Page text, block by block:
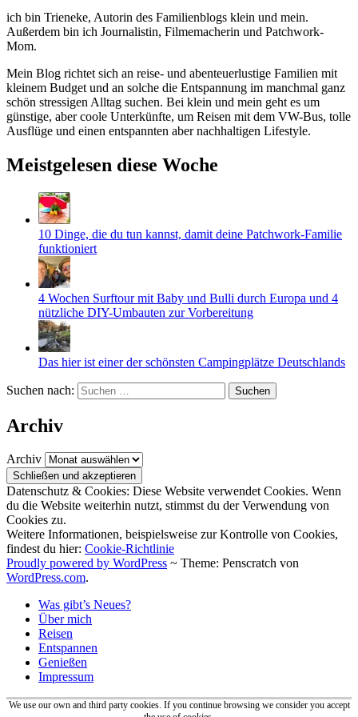
ich bin Trieneke, Autorin des Familienblogs klein und mein.
Außerdem bin ich Journalistin, Filmemacherin und Patchwork-
Mom.
Mein Blog richtet sich an reise- und abenteuerlustige Familien mit
kleinem Budget und an solche die Entspannung im manchmal ganz
schön stressigen Alltag suchen. Bei klein und mein geht es um
günstige, aber coole Unterkünfte, um Reisen mit dem VW-Bus, tolle
Ausflüge und einen entspannten aber nachhaltigen Lifestyle.
Meistgelesen diese Woche
10 Dinge, die du tun kannst, damit deine Patchwork-Familie
funktioniert
4 Wochen Surftour mit Baby und Bulli durch Europa und 4
nützliche DIY-Umbauten zur Vorbereitung
Das hier ist einer der schönsten Campingplätze Deutschlands
Suchen nach:
Archiv
Archiv
Datenschutz & Cookies: Diese Website verwendet Cookies. Wenn
du die Website weiterhin nutzt, stimmst du der Verwendung von
Cookies zu.
Weitere Informationen, beispielsweise zur Kontrolle von Cookies,
findest du hier: Cookie-Richtlinie
Proudly powered by WordPress ~ Theme: Penscratch von
WordPress.com.
Was gibt’s Neues?
Über mich
Reisen
Entspannen
Genießen
Impressum
We use our own and third party cookies. If you continue browsing we consider you accept